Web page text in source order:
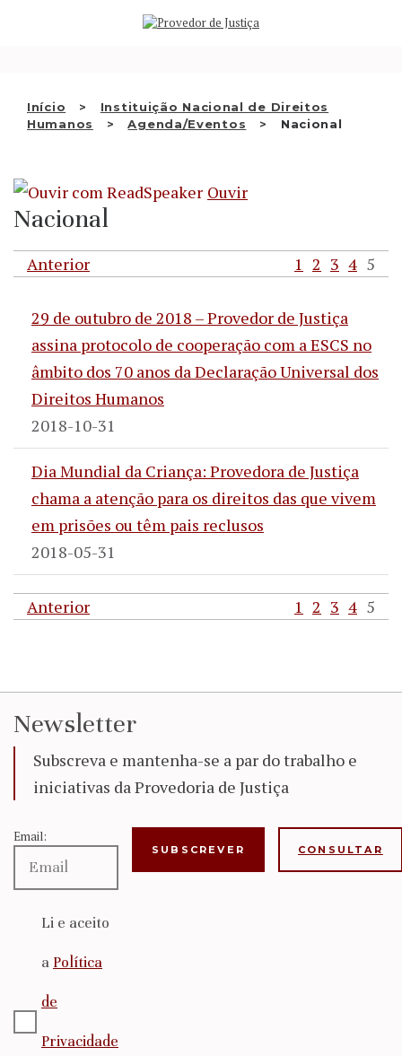
Início
Instituição Nacional de Direitos
Humanos
Agenda/Eventos Nacional
QUEM SOMOS
RECOMENDAÇÕES E OUTRAS
DECISÕES
APRESENTAR QUEIXA
PT
Ouvir
Nacional
Anterior 1 2 3 4 5
29 de outubro de 2018 – Provedor de Justiça
assina protocolo de cooperação com a ESCS no
âmbito dos 70 anos da Declaração Universal dos
Direitos Humanos
2018-10-31
Dia Mundial da Criança: Provedora de Justiça
chama a atenção para os direitos das que vivem
em prisões ou têm pais reclusos
2018-05-31
Anterior 1 2 3 4 5
Newsletter
Subscreva e mantenha-se a par do trabalho e
iniciativas da Provedoria de Justiça
Email:
Li e aceito
a Política
de
Privacidade
CONSULTAR